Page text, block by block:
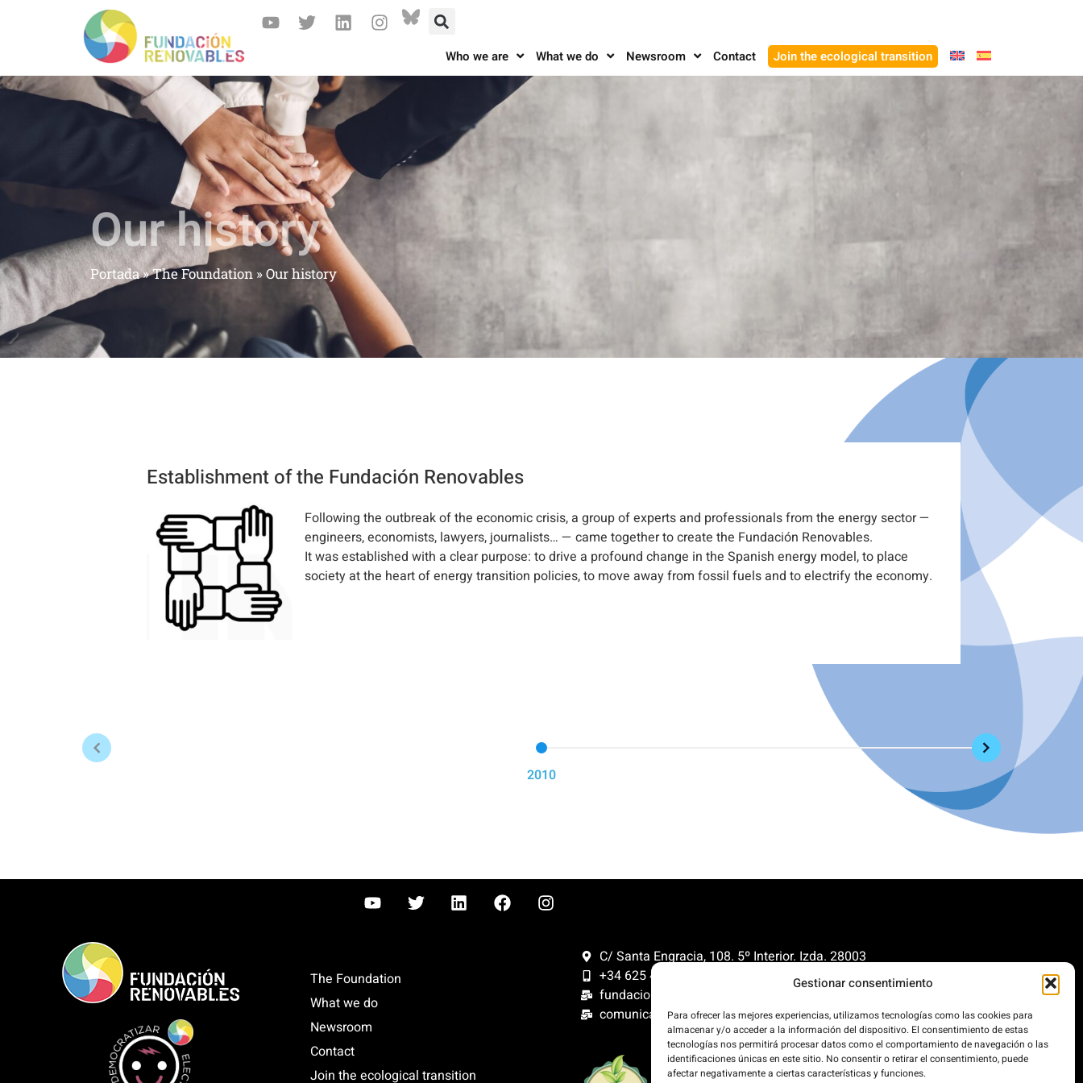
Gestionar consentimiento
Para ofrecer las mejores experiencias, utilizamos tecnologías como las cookies para
almacenar y/o acceder a la información del dispositivo. El consentimiento de estas
tecnologías nos permitirá procesar datos como el comportamiento de navegación o las
identificaciones únicas en este sitio. No consentir o retirar el consentimiento, puede
afectar negativamente a ciertas características y funciones.
Who we are What we do Newsroom Contact Join the ecological transition
Our history
Portada»The Foundation »Our history
Establishment of the Fundación Renovables
Following the outbreak of the economic crisis, a group of experts and professionals from the energy sector —
engineers, economists, lawyers, journalists… — came together to create the Fundación Renovables.
It was established with a clear purpose: to drive a profound change in the Spanish energy model, to place
society at the heart of energy transition policies, to move away from fossil fuels and to electrify the economy.
2010
The Foundation
What we do
Newsroom
Contact
Join the ecological transition
C/ Santa Engracia, 108. 5º Interior. Izda. 28003
+34 625 47 42 11
fundacion@fundacionrenovables.org
comunicacion@fundacionrenovables.org
We offset our carbon footprint by 300%. This